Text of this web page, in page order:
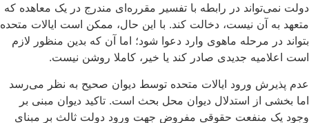
دولت نمی‌تواند در رابطه با تفسیر مقرره‌ای مندرج در یک معاهده که
متعهد به آن نیست، دخالت کند. با این حال، ممکن است ایالات متحده
بتواند در مرحله ماهوی وارد دعوا شود؛ اما آن که بدین منظور لازم
است اعلامیه جدیدی صادر کند یا خیر، کاملا روشن نیست.
عدم پذیرش ورود ایالات متحده توسط دیوان صحیح به نظر می‌رسد
اما بخشی از استدلال دیوان محل بحث است. تاکید دیوان مبنی بر
وجود یک منفعت حقوقی مفروض جهت ورود دولت ثالث بر مبنای